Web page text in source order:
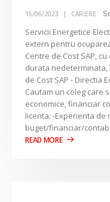
15/06/2023 CARIERE
Servicii Energetice
extern pentru
Centre de Cost SAP,
durata nedeterminata,
de Cost SAP - Directia
Cautam un coleg care
economice, financiar
licenta; -Experienta de
buget/financiar/